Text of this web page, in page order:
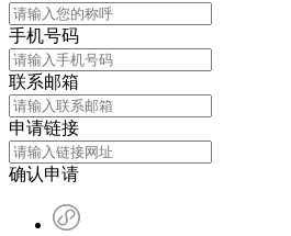
手机号码
联系邮箱
申请链接
确认申请